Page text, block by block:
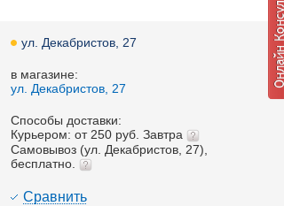
ул. Декабристов, 27
в магазине:
ул. Декабристов, 27
Способы доставки:
Курьером: от 250 руб. Завтра
Самовывоз (ул. Декабристов, 27),
бесплатно.
Cравнить